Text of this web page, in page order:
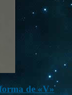
de «V»